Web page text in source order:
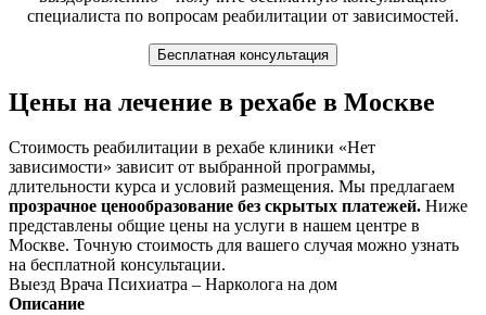
специалиста по вопросам реабилитации от зависимостей.
Бесплатная консультация
Цены на лечение в рехабе в Москве
Стоимость реабилитации в рехабе клиники «Нет
зависимости» зависит от выбранной программы,
длительности курса и условий размещения. Мы предлагаем
прозрачное ценообразование без скрытых платежей. Ниже
представлены общие цены на услуги в нашем центре в
Москве. Точную стоимость для вашего случая можно узнать
на бесплатной консультации.
Выезд Врача Психиатра – Нарколога на дом
Описание